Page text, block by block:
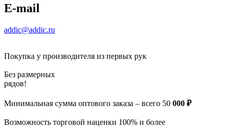
E-mail
addic@addic.ru
Покупка у производителя из первых рук
Без размерных
рядов!
Минимальная сумма оптового заказа – всего 50 000 ₽
Возможность торговой наценки 100% и более